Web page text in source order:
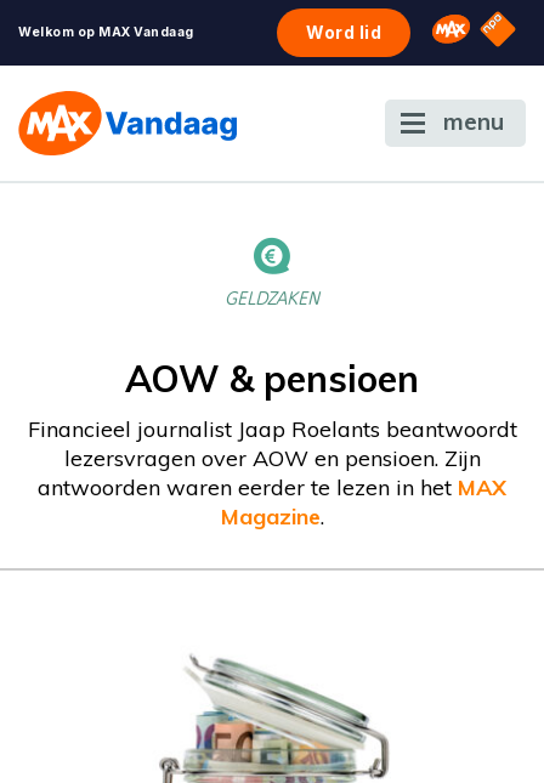
Welkom op MAX Vandaag Word lid Omroep
NPO
menu
GELDZAKEN
AOW & pensioen
Financieel journalist Jaap Roelants beantwoordt
lezersvragen over AOW en pensioen. Zijn
antwoorden waren eerder te lezen in het MAX
Magazine.